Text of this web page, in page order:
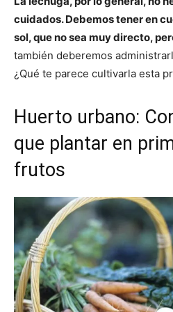
cuidados. Debemos tener en
sol, que no sea muy directo,
también deberemos
¿Qué te parece cultivarla esta
Huerto urbano:
que plantar en
frutos